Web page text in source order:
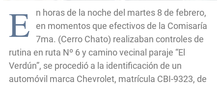
E
n horas de la noche del martes 8 de febrero,
en momentos que efectivos de la Comisaría
7ma. (Cerro Chato) realizaban controles de
rutina en ruta Nº 6 y camino vecinal paraje “El
Verdún”, se procedió a la identificación de un
automóvil marca Chevrolet, matrícula CBI-9323, de